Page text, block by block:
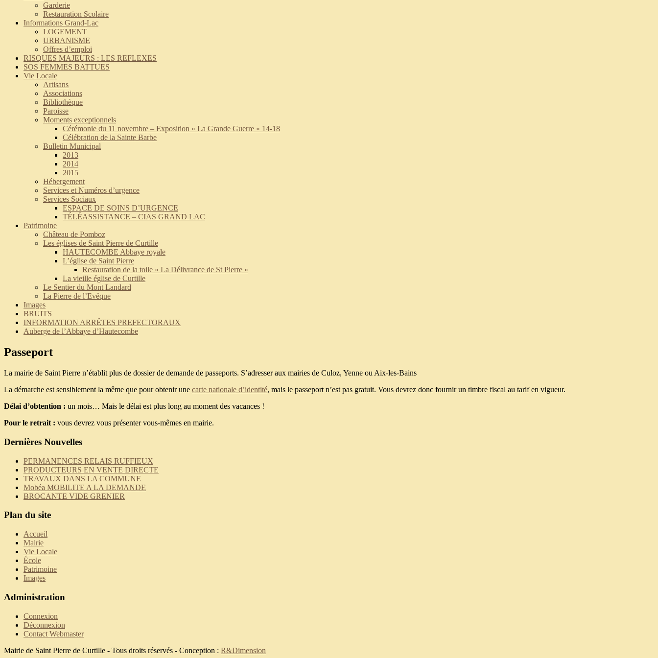
Garderie
Restauration Scolaire
Informations Grand-Lac
LOGEMENT
URBANISME
Offres d’emploi
RISQUES MAJEURS : LES REFLEXES
SOS FEMMES BATTUES
Vie Locale
Artisans
Associations
Bibliothèque
Paroisse
Moments exceptionnels
Cérémonie du 11 novembre – Exposition « La Grande Guerre » 14-18
Célébration de la Sainte Barbe
Bulletin Municipal
2013
2014
2015
Hébergement
Services et Numéros d’urgence
Services Sociaux
ESPACE DE SOINS D’URGENCE
TÉLÉASSISTANCE – CIAS GRAND LAC
Patrimoine
Château de Pomboz
Les églises de Saint Pierre de Curtille
HAUTECOMBE Abbaye royale
L’église de Saint Pierre
Restauration de la toile « La Délivrance de St Pierre »
La vieille église de Curtille
Le Sentier du Mont Landard
La Pierre de l’Evêque
Images
BRUITS
INFORMATION ARRÊTES PREFECTORAUX
Auberge de l’Abbaye d’Hautecombe
Passeport
La mairie de Saint Pierre n’établit plus de dossier de demande de passeports. S’adresser aux mairies de Culoz, Yenne ou Aix-les-Bains
La démarche est sensiblement la même que pour obtenir une carte nationale d’identité, mais le passeport n’est pas gratuit. Vous devrez donc fournir un timbre fiscal au tarif en vigueur.
Délai d’obtention : un mois… Mais le délai est plus long au moment des vacances !
Pour le retrait : vous devrez vous présenter vous-mêmes en mairie.
Dernières Nouvelles
PERMANENCES RELAIS RUFFIEUX
PRODUCTEURS EN VENTE DIRECTE
TRAVAUX DANS LA COMMUNE
Mobéa MOBILITE A LA DEMANDE
BROCANTE VIDE GRENIER
Plan du site
Accueil
Mairie
Vie Locale
École
Patrimoine
Images
Administration
Connexion
Déconnexion
Contact Webmaster
Mairie de Saint Pierre de Curtille - Tous droits réservés - Conception : R&Dimension